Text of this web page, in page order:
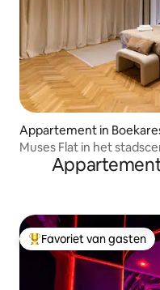
Appartement in
Muses Flat in het
Topfavoriet van gasten
Favoriet van gasten